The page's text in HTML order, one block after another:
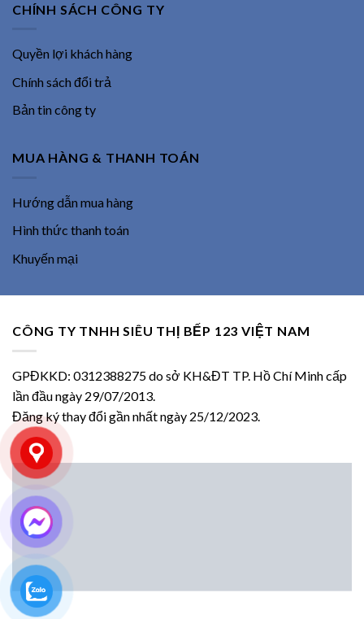
CHÍNH SÁCH CÔNG TY
Quyền lợi khách hàng
Chính sách đổi trả
Bản tin công ty
MUA HÀNG & THANH TOÁN
Hướng dẫn mua hàng
Hình thức thanh toán
Khuyến mại
CÔNG TY TNHH SIÊU THỊ BẾP 123 VIỆT NAM
GPĐKKD: 0312388275 do sở KH&ĐT TP. Hồ Chí Minh cấp
lần đầu ngày 29/07/2013.
Đăng ký thay đổi gần nhất ngày 25/12/2023.